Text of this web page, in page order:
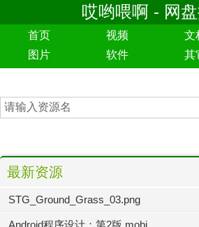
哎哟喂啊 - 网
首页 视频 文
图片
软件 其
最新资源
STG_Ground_Grass_03.png
Android程序设计：第2版.mobi